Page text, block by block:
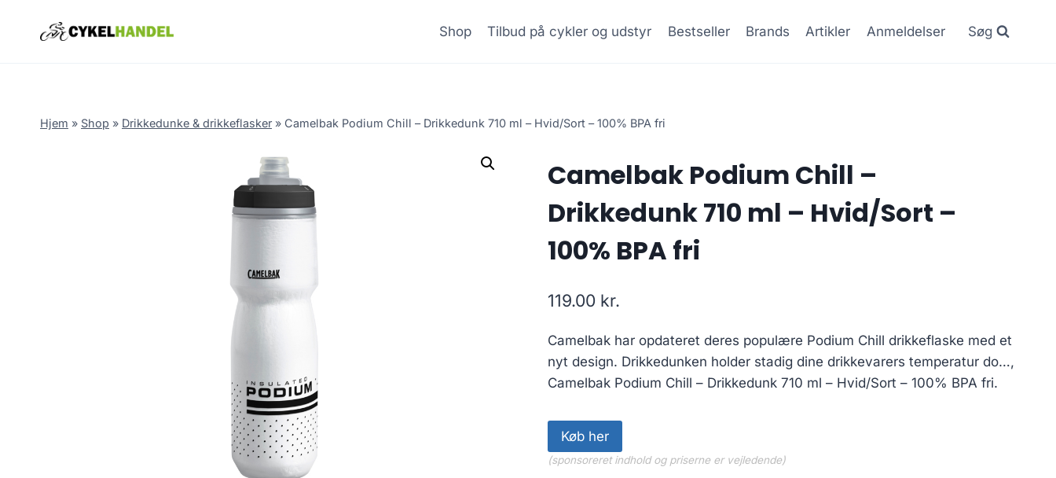
Shop Tilbud på cykler og udstyr Bestseller Brands Artikler Anmeldelser Søg
Hjem » Shop » Drikkedunke & drikkeflasker » Camelbak Podium Chill – Drikkedunk 710 ml – Hvid/Sort – 100% BPA fri
Camelbak Podium Chill –
Drikkedunk 710 ml – Hvid/Sort –
100% BPA fri
119.00 kr.
Camelbak har opdateret deres populære Podium Chill drikkeflaske med et
nyt design. Drikkedunken holder stadig dine drikkevarers temperatur do…,
Camelbak Podium Chill – Drikkedunk 710 ml – Hvid/Sort – 100% BPA fri.
Køb her
(sponsoreret indhold og priserne er vejledende)